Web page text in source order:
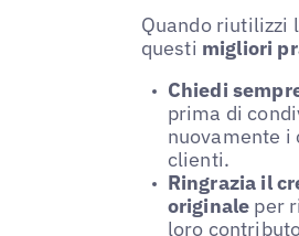
Quando riutilizzi
questi migliori
Chiedi
prima di
nuovamente i
clienti.
Ringrazia il
originale per
loro